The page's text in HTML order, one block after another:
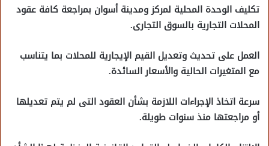
تكليف الوحدة المحلية لمركز ومدينة أسوان بمراجعة كافة عقود
المحلات التجارية بالسوق التجارى.
العمل على تحديث وتعديل القيم الإيجارية للمحلات بما يتناسب
مع المتغيرات الحالية والأسعار السائدة.
سرعة اتخاذ الإجراءات اللازمة بشأن العقود التى لم يتم تعديلها
أو مراجعتها منذ سنوات طويلة.